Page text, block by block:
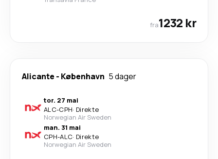
fra1232 kr
Alicante - København 5 dager
tor. 27 mai
ALC-CPH· Direkte
Norwegian Air Sweden
man. 31 mai
CPH-ALC· Direkte
Norwegian Air Sweden